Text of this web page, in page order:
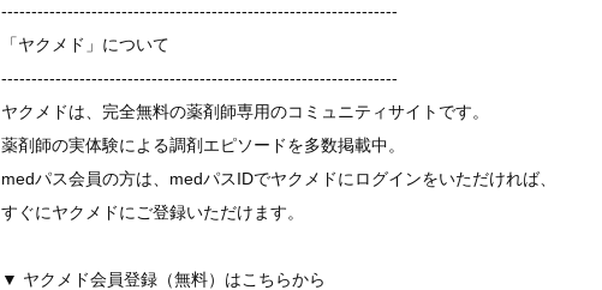
------------------------------------------------------------------
「ヤクメド」について
------------------------------------------------------------------
ヤクメドは、完全無料の薬剤師専用のコミュニティサイトです。
薬剤師の実体験による調剤エピソードを多数掲載中。
medパス会員の方は、medパスIDでヤクメドにログインをいただければ、
すぐにヤクメドにご登録いただけます。
▼ ヤクメド会員登録（無料）はこちらから